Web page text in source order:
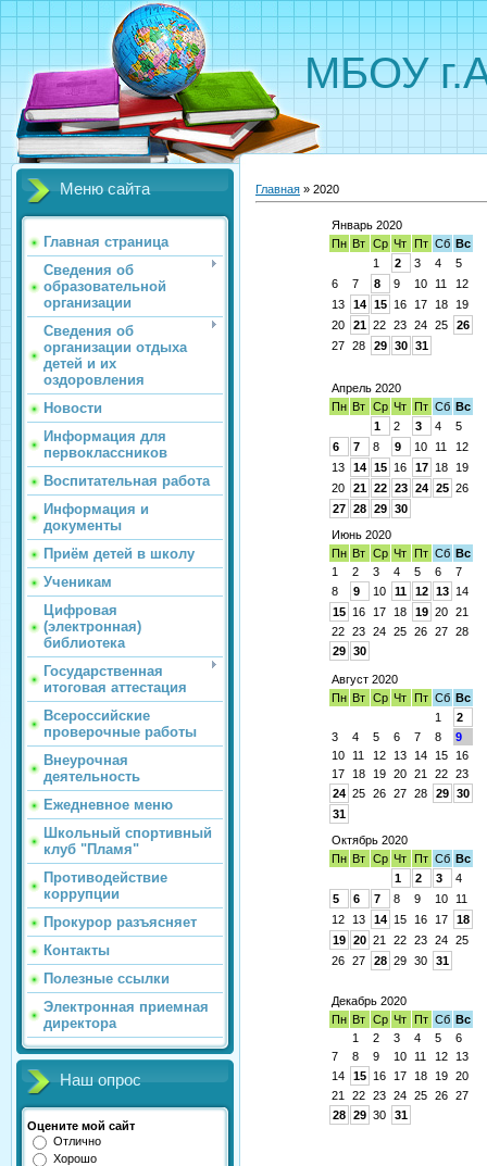
МБОУ
Меню сайта
Главная страница
Сведения об
образовательной
организации
Сведения об
организации отдыха
детей и их
оздоровления
Новости
Информация для
первоклассников
Воспитательная работа
Информация и
документы
Приём детей в школу
Ученикам
Цифровая
(электронная)
библиотека
Государственная
итоговая аттестация
Всероссийские
проверочные работы
Внеурочная
деятельность
Ежедневное меню
Школьный спортивный
клуб "Пламя"
Противодействие
коррупции
Прокурор разъясняет
Контакты
Полезные ссылки
Электронная приемная
директора
Наш опрос
Оцените мой сайт
Отлично
Хорошо
Главная » 2020
Январь 2020
Пн Вт Ср Чт Пт Сб Вс
1
2 3 4
5
6
7 8 9 10 11
12
13
14 15 16 17 18
19
20
21 22 23 24 25
26
27 28 29 30 31
Апрель 2020
Пн Вт Ср Чт Пт Сб Вс
1
2 3 4
5
6
7 8 9 10 11
12
13
14 15 16 17 18
19
20
21 22 23 24 25 26
27 28 29 30
Июнь 2020
Пн Вт Ср Чт Пт Сб Вс
1
2 3 4 5 6
7
8
9 10 11 12 13 14
15 16 17 18 19 20 21
22 23 24 25 26 27 28
29 30
Август 2020
Пн Вт Ср Чт Пт Сб Вс
1
2
3
4 5 6 7 8
9
10
11 12 13 14 15
16
17
18 19 20 21 22 23
24 25 26 27 28 29 30
31
Октябрь 2020
Пн Вт Ср Чт Пт Сб Вс
1
2 3
4
5
6 7 8 9 10
11
12
13 14 15 16 17
18
19 20 21 22 23 24 25
26 27 28 29 30 31
Декабрь 2020
Пн Вт Ср Чт Пт Сб Вс
1
2 3 4 5
6
7
8 9 10 11 12
13
14
15 16 17 18 19 20
21
22 23 24 25 26 27
28 29 30 31